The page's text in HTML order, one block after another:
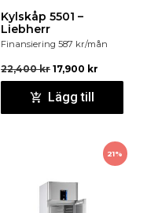
Kylskåp 5501 –
Liebherr
Finansiering 587 kr/mån
22,400kr 17,900 kr
Lägg till
21%